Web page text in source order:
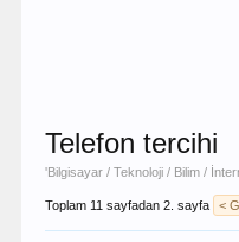
Telefon tercihi
'Bilgisayar / Teknoloji / Bilim /
Toplam 11 sayfadan 2. sayfa <